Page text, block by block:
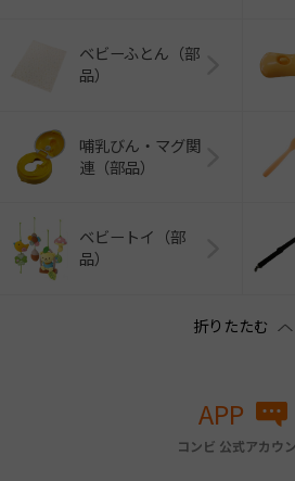
ベビーふとん（部
品）
哺乳びん・マグ関
連（部品）
ベビートイ（部
品）
APP
コンビ 公式アカウ